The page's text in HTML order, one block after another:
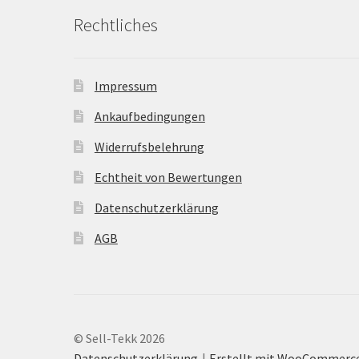
Rechtliches
Impressum
Ankaufbedingungen
Widerrufsbelehrung
Echtheit von Bewertungen
Datenschutzerklärung
AGB
© Sell-Tekk 2026